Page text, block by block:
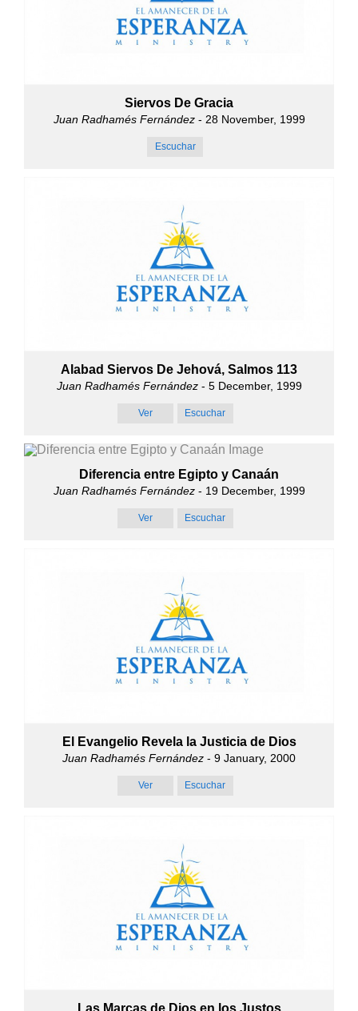
Siervos De Gracia
Juan Radhamés Fernández- 28 November, 1999
Escuchar
Alabad Siervos De Jehová, Salmos 113
Juan Radhamés Fernández- 5 December, 1999
Ver Escuchar
Diferencia entre Egipto y Canaán
Juan Radhamés Fernández- 19 December, 1999
Ver Escuchar
El Evangelio Revela la Justicia de Dios
Juan Radhamés Fernández - 9 January, 2000
Ver Escuchar